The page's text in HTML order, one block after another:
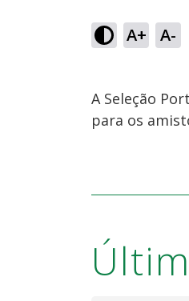
A+ A-
A Seleção
para os